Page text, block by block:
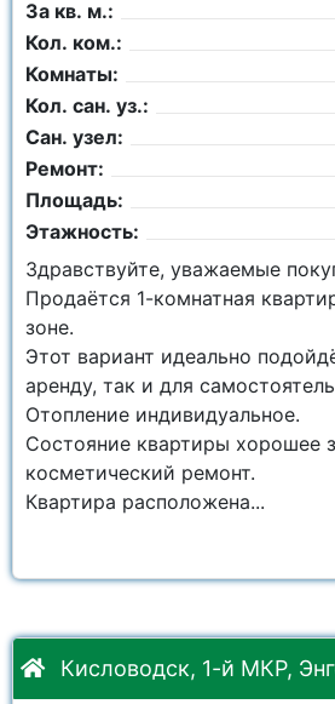
За кв. м.:
Кол. ком.:
Комнаты:
Кол. сан. уз.:
Сан. узел:
Ремонт:
Площадь:
Этажность:
Здравствуйте, уважаемые
Продаётся 1-комнатная
зоне.
Этот вариант идеально
аренду, так и для
Отопление индивидуальное.
Состояние квартиры хорошее
косметический ремонт.
Квартира расположена...
Кисловодск, 1-й МКР,